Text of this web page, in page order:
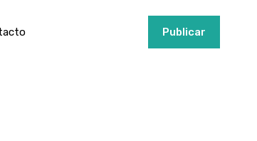
Publicar
Publicar